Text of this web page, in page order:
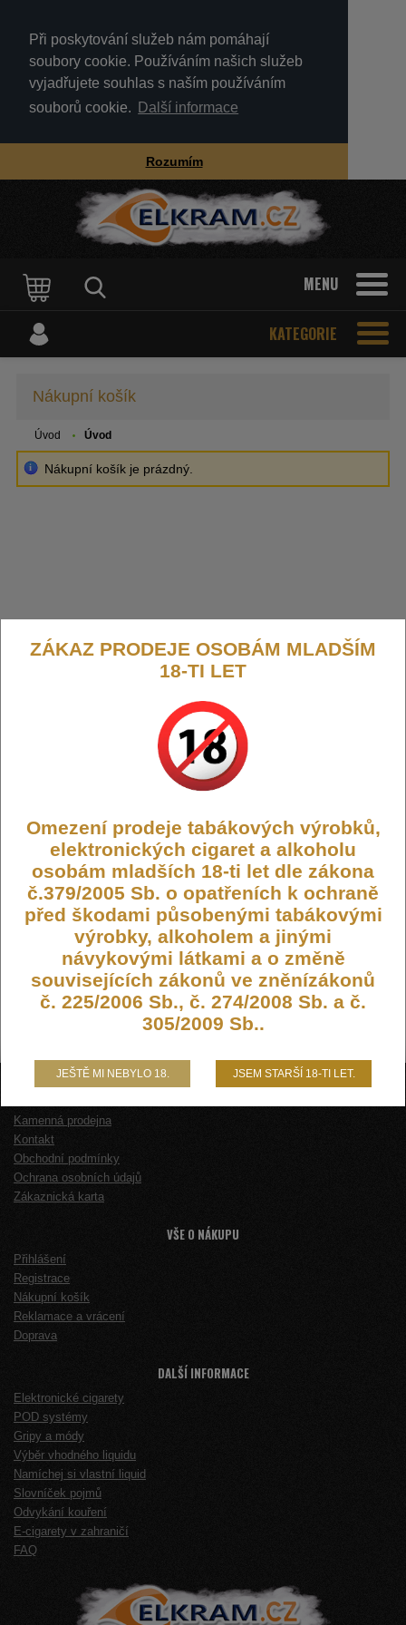
Při poskytování služeb nám pomáhají
soubory cookie. Používáním našich služeb
vyjadřujete souhlas s naším používáním
souborů cookie.
Další informace
Rozumím
MENU
KATEGORIE
Nákupní košík
Úvod Úvod
Nákupní košík je prázdný.
Kamenná prodejna
Kontakt
Obchodní podmínky
Ochrana osobních údajů
Zákaznická karta
VŠE O NÁKUPU
Přihlášení
Registrace
Nákupní košík
Reklamace a vrácení
Doprava
DALŠÍ INFORMACE
Elektronické cigarety
POD systémy
Gripy a módy
Výběr vhodného liquidu
Namíchej si vlastní liquid
Slovníček pojmů
Odvykání kouření
E-cigarety v zahraničí
FAQ
ZÁKAZ PRODEJE OSOBÁM MLADŠÍM
18-TI LET
Omezení prodeje tabákových výrobků,
elektronických cigaret a alkoholu
osobám mladších 18-ti let dle zákona
č.379/2005 Sb. o opatřeních k ochraně
před škodami působenými tabákovými
výrobky, alkoholem a jinými
návykovými látkami a o změně
souvisejících zákonů ve zněnízákonů
č. 225/2006 Sb., č. 274/2008 Sb. a č.
305/2009 Sb..
JEŠTĚ MI NEBYLO 18. JSEM STARŠÍ 18-TI LET.